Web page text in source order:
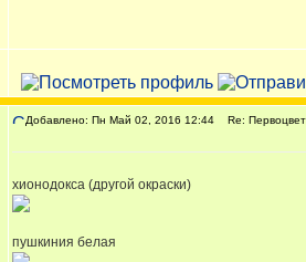
Добавлено: Пн Май 02, 2016 12:44 Re:
хионодокса (другой окраски)
пушкиния белая